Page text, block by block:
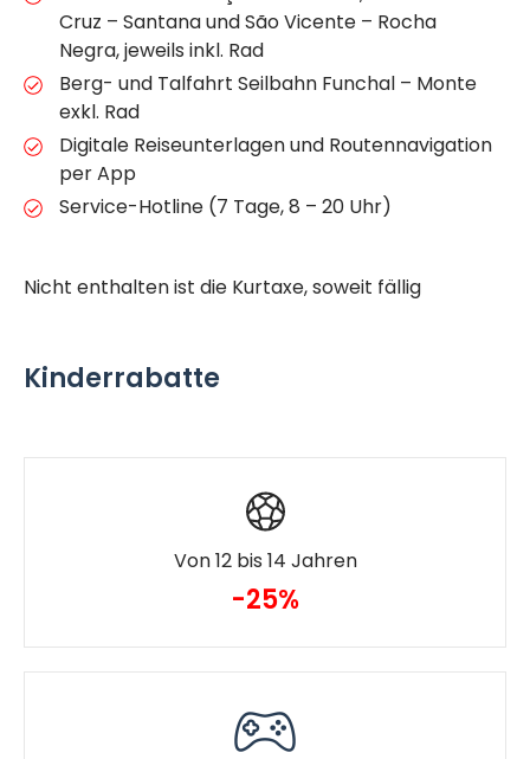
Cruz – Santana und São Vicente – Rocha
Negra, jeweils inkl. Rad
Berg- und Talfahrt Seilbahn Funchal – Monte
exkl. Rad
Digitale Reiseunterlagen und Routennavigation
per App
Service-Hotline (7 Tage, 8 – 20 Uhr)
Nicht enthalten ist die Kurtaxe, soweit fällig
Kinderrabatte
Von 12 bis 14 Jahren
-25%